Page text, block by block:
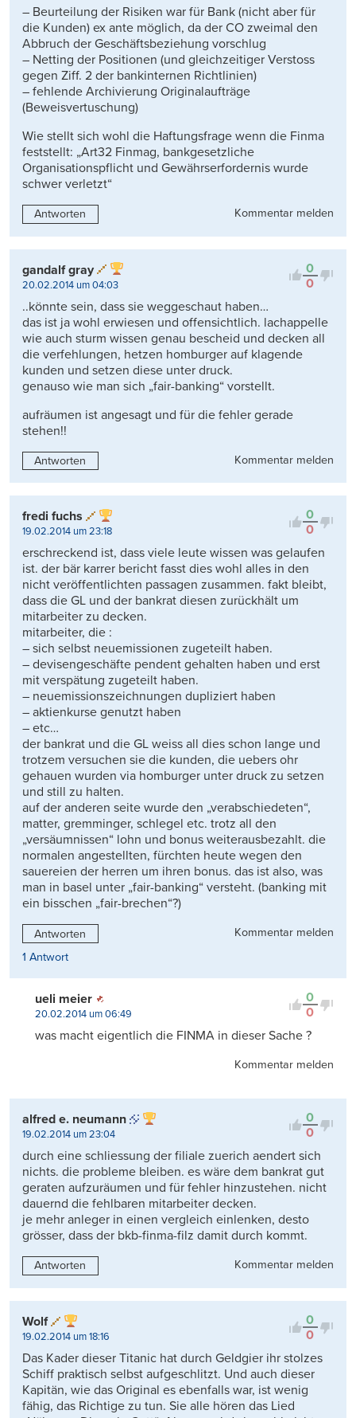
– Beurteilung der Risiken war für Bank (nicht aber für
die Kunden) ex ante möglich, da der CO zweimal den
Abbruch der Geschäftsbeziehung vorschlug
– Netting der Positionen (und gleichzeitiger Verstoss
gegen Ziff. 2 der bankinternen Richtlinien)
– fehlende Archivierung Originalaufträge
(Beweisvertuschung)
Wie stellt sich wohl die Haftungsfrage wenn die Finma
feststellt: „Art32 Finmag, bankgesetzliche
Organisationspflicht und Gewährserfordernis wurde
schwer verletzt“
Antworten Kommentar melden
0
0
gandalf gray
20.02.2014 um 04:03
..könnte sein, dass sie weggeschaut haben…
das ist ja wohl erwiesen und offensichtlich. lachappelle
wie auch sturm wissen genau bescheid und decken all
die verfehlungen, hetzen homburger auf klagende
kunden und setzen diese unter druck.
genauso wie man sich „fair-banking“ vorstellt.
aufräumen ist angesagt und für die fehler gerade
stehen!!
Antworten Kommentar melden
0
0
fredi fuchs
19.02.2014 um 23:18
erschreckend ist, dass viele leute wissen was gelaufen
ist. der bär karrer bericht fasst dies wohl alles in den
nicht veröffentlichten passagen zusammen. fakt bleibt,
dass die GL und der bankrat diesen zurückhält um
mitarbeiter zu decken.
mitarbeiter, die :
– sich selbst neuemissionen zugeteilt haben.
– devisengeschäfte pendent gehalten haben und erst
mit verspätung zugeteilt haben.
– neuemissionszeichnungen dupliziert haben
– aktienkurse genutzt haben
– etc…
der bankrat und die GL weiss all dies schon lange und
trotzem versuchen sie die kunden, die uebers ohr
gehauen wurden via homburger unter druck zu setzen
und still zu halten.
auf der anderen seite wurde den „verabschiedeten“,
matter, gremminger, schlegel etc. trotz all den
„versäumnissen“ lohn und bonus weiterausbezahlt. die
normalen angestellten, fürchten heute wegen den
sauereien der herren um ihren bonus. das ist also, was
man in basel unter „fair-banking“ versteht. (banking mit
ein bisschen „fair-brechen“?)
Antworten
Kommentar melden
1 Antwort
0
0
ueli meier
20.02.2014 um 06:49
was macht eigentlich die FINMA in dieser Sache ?
Kommentar melden
0
0
alfred e. neumann
19.02.2014 um 23:04
durch eine schliessung der filiale zuerich aendert sich
nichts. die probleme bleiben. es wäre dem bankrat gut
geraten aufzuräumen und für fehler hinzustehen. nicht
dauernd die fehlbaren mitarbeiter decken.
je mehr anleger in einen vergleich einlenken, desto
grösser, dass der bkb-finma-filz damit durch kommt.
Antworten Kommentar melden
0
0
Wolf
19.02.2014 um 18:16
Das Kader dieser Titanic hat durch Geldgier ihr stolzes
Schiff praktisch selbst aufgeschlitzt. Und auch dieser
Kapitän, wie das Original es ebenfalls war, ist wenig
fähig, das Richtige zu tun. Sie alle hören das Lied